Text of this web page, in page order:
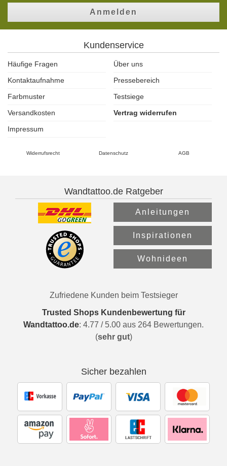
Anmelden
Kundenservice
Häufige Fragen
Über uns
Kontaktaufnahme
Pressebereich
Farbmuster
Testsiege
Versandkosten
Vertrag widerrufen
Impressum
Widerrufsrecht Datenschutz AGB
Wandtattoo.de Ratgeber
Anleitungen
Inspirationen
Wohnideen
Zufriedene Kunden beim Testsieger
Trusted Shops Kundenbewertung für
Wandtattoo.de: 4.77 / 5.00 aus 264 Bewertungen.
(sehr gut)
Sicher bezahlen